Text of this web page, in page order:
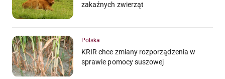
zakaźnych zwierząt
Polska
KRIR chce zmiany rozporządzenia w
sprawie pomocy suszowej